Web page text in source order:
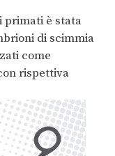
primati è stata
di scimmia
come
rispettiva